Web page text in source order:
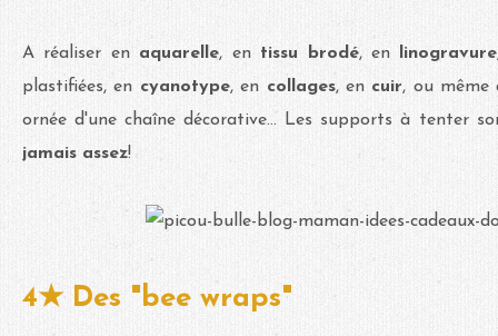
A réaliser en aquarelle, en tissu brodé, en linogravure
plastifiées, en cyanotype, en collages, en cuir, ou même
ornée d'une chaîne décorative... Les supports à tenter
jamais assez!
4★ Des "bee wraps"